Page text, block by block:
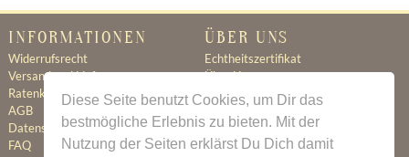
Diese Seite benutzt Cookies, um Dir das
bestmögliche Erlebnis zu bieten. Mit der
Nutzung der Seiten erklärst Du Dich damit
INFORMATIONEN
Widerrufsrecht
Versand und Lieferung
Ratenkauf
AGB
Datenschutz
FAQ
ÜBER UNS
Echtheitszertifikat
Über Uns
Ratenkauf
Newsletter
Kontakt
Jobs